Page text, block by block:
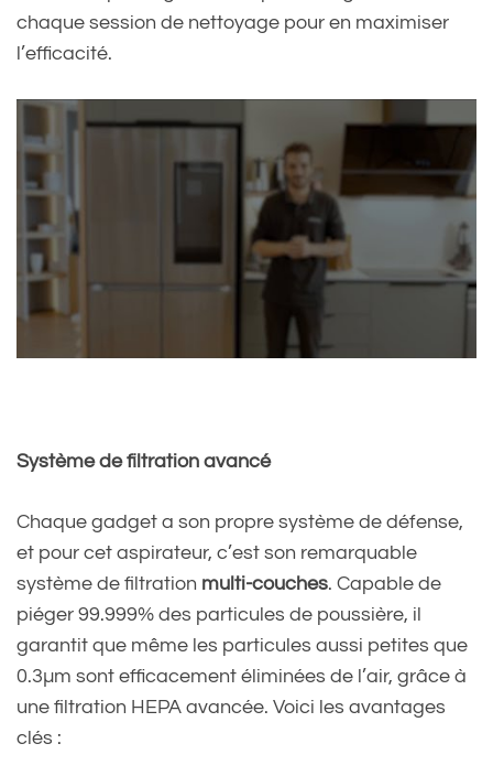
chaque session de nettoyage pour en maximiser
l’efficacité.
Système de filtration avancé
Chaque gadget a son propre système de défense,
et pour cet aspirateur, c’est son remarquable
système de filtration multi-couches. Capable de
piéger 99.999% des particules de poussière, il
garantit que même les particules aussi petites que
0.3µm sont efficacement éliminées de l’air, grâce à
une filtration HEPA avancée. Voici les avantages
clés :